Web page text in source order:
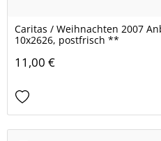
Caritas / Weihnachten 2007
10x2626, postfrisch **
11,00 €